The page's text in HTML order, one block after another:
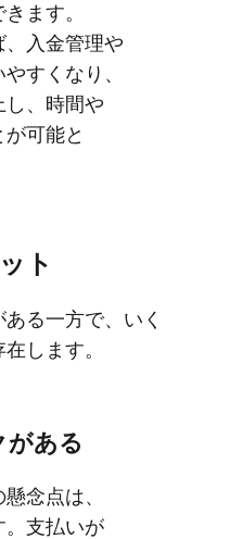
ます。​
、​入金管理や​
すくなり、​
、​時間や​
可能と​
ト
る​一方で、​いく​
します。
が​ある
念点は、​
。​支払いが​